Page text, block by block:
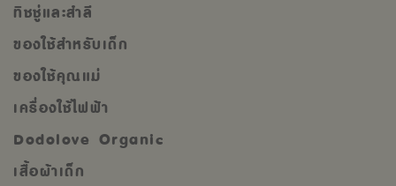
ทิชชู่และสำลี
ของใช้สำหรับเด็ก
ของใช้คุณแม่
เครื่องใช้ไฟฟ้า
Dodolove Organic
เสื้อผ้าเด็ก